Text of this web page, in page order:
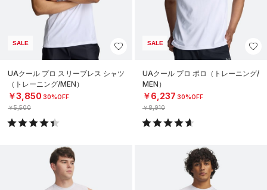
SALE
UAクール プロ スリーブレス シャツ
（トレーニング/MEN）
￥3,850 30%OFF
￥5,500
SALE
UAクール プロ ポロ（トレーニング/
MEN）
￥6,237 30%OFF
￥8,910